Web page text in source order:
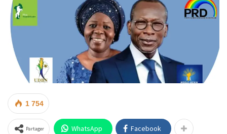
1 754
Partager WhatsApp Facebook